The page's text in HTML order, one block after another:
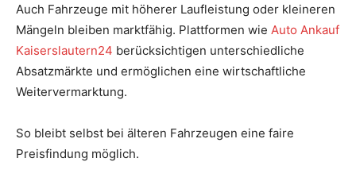
Auch Fahrzeuge mit höherer Laufleistung oder kleineren
Mängeln bleiben marktfähig. Plattformen wie Auto Ankauf
Kaiserslautern24 berücksichtigen unterschiedliche
Absatzmärkte und ermöglichen eine wirtschaftliche
Weitervermarktung.
So bleibt selbst bei älteren Fahrzeugen eine faire
Preisfindung möglich.